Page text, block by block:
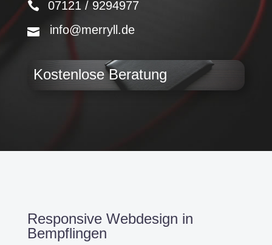
07121 / 9294977
info@merryll.de
Kostenlose Beratung
Responsive Webdesign in
Bempflingen